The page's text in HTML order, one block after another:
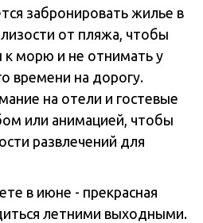
забронировать жилье в
от пляжа, чтобы
к морю и не отнимать у
времени на дорогу.
на отели и гостевые
или анимацией, чтобы
развлечений для
в июне - прекрасная
летними выходными.